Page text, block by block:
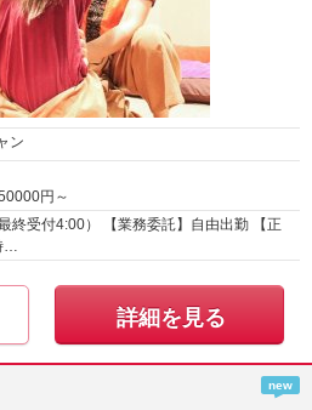
ン
円～
終受付4:00） 【業務委託】自由出勤 【正
…
詳細を見る
new